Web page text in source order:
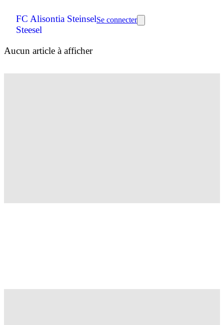
FC Alisontia Steinsel
Steesel
Se connecter
Aucun article à afficher